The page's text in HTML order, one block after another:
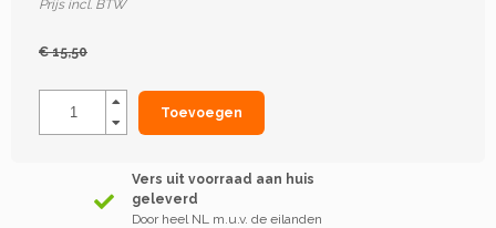
Prijs incl. BTW
€ 15,50
Toevoegen
Vers uit voorraad aan huis
geleverd
Door heel NL m.u.v. de eilanden